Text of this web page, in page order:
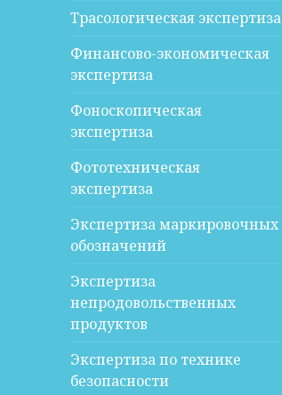
Трасологическая экспертиза
Финансово-экономическая
экспертиза
Фоноскопическая
экспертиза
Фототехническая
экспертиза
Экспертиза маркировочных
обозначений
Экспертиза
непродовольственных
продуктов
Экспертиза по технике
безопасности